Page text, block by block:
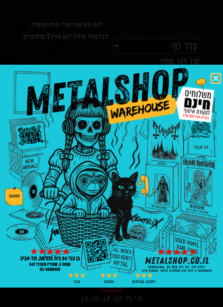
סנן לפי מחיר
₪
8
—
₪
3008
לא מצאנו מה שחיפשת,
כנראה שזה לא Trve מספיק
בניין פנורמה, בן צבי 84, ת"א קומה 5, סטודיו
547
03-6888958
א'-ה' 10:00-18:00